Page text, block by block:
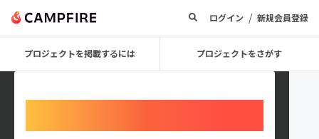
ログイン / 新規会員登録
プロジェクトを掲載するには プロジェクトをさがす